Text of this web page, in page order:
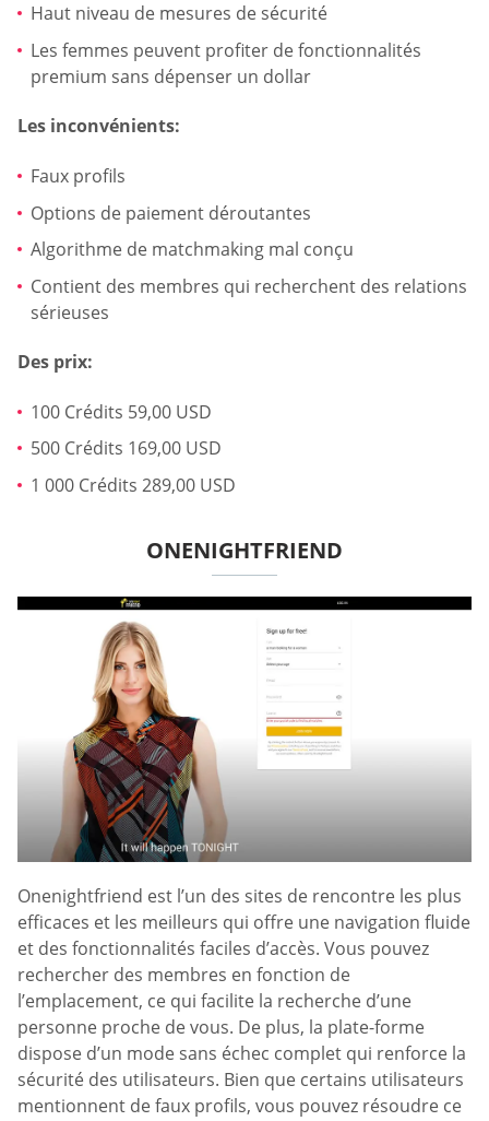
Haut niveau de mesures de sécurité
Les femmes peuvent profiter de fonctionnalités
premium sans dépenser un dollar
Les inconvénients:
Faux profils
Options de paiement déroutantes
Algorithme de matchmaking mal conçu
Contient des membres qui recherchent des relations
sérieuses
Des prix:
100 Crédits 59,00 USD
500 Crédits 169,00 USD
1 000 Crédits 289,00 USD
ONENIGHTFRIEND
Onenightfriend est l’un des sites de rencontre les plus
efficaces et les meilleurs qui offre une navigation fluide
et des fonctionnalités faciles d’accès. Vous pouvez
rechercher des membres en fonction de
l’emplacement, ce qui facilite la recherche d’une
personne proche de vous. De plus, la plate-forme
dispose d’un mode sans échec complet qui renforce la
sécurité des utilisateurs. Bien que certains utilisateurs
mentionnent de faux profils, vous pouvez résoudre ce